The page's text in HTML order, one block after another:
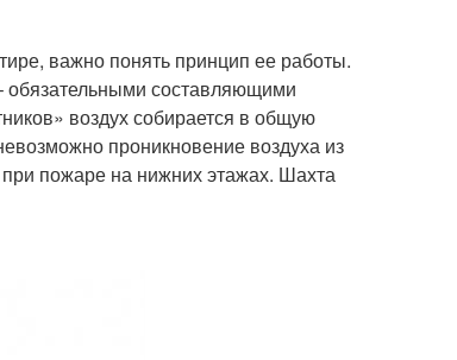
важно понять принцип ее работы.
обязательными составляющими
воздух собирается в общую
проникновение воздуха из
при пожаре на нижних этажах. Шахта